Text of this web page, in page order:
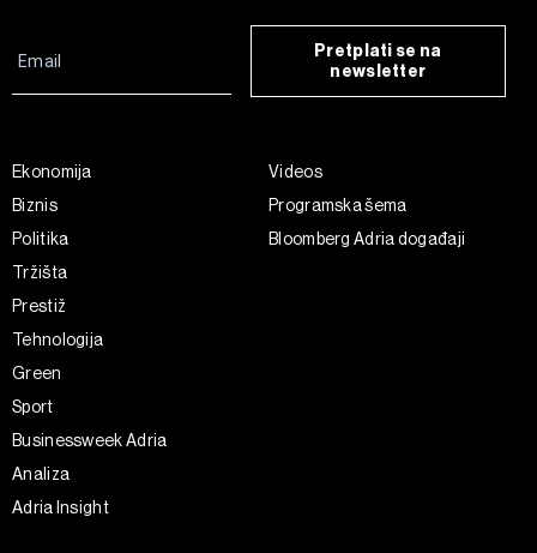
Pretplati se na
newsletter
Ekonomija
Biznis
Politika
Tržišta
Prestiž
Tehnologija
Green
Sport
Businessweek Adria
Analiza
Adria Insight
Videos
Programska šema
Bloomberg Adria događaji